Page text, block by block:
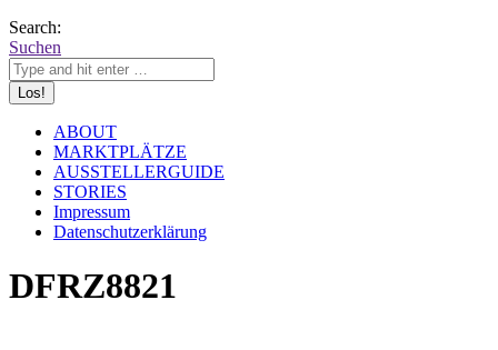
Search:
Suchen
ABOUT
MARKTPLÄTZE
AUSSTELLERGUIDE
STORIES
Impressum
Datenschutzerklärung
DFRZ8821